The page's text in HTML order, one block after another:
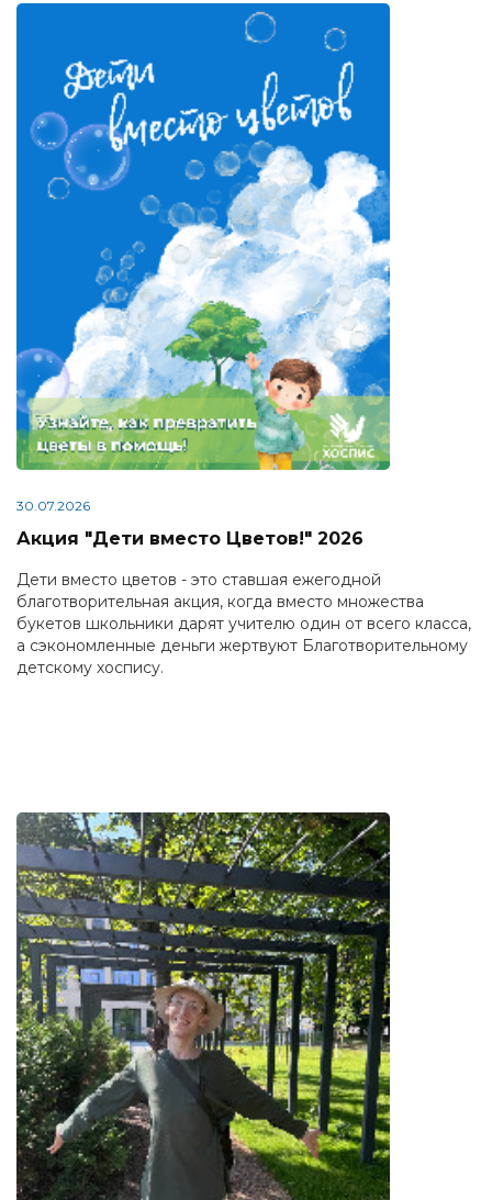
30.07.2026
Акция "Дети вместо Цветов!" 2026
Дети вместо цветов - это ставшая ежегодной
благотворительная акция, когда вместо множества
букетов школьники дарят учителю один от всего класса,
а сэкономленные деньги жертвуют Благотворительному
детскому хоспису.